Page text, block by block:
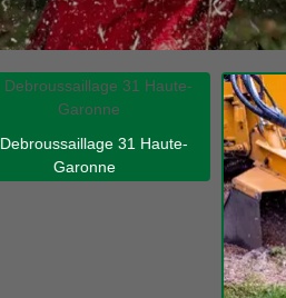
Debroussaillage 31 Haute-
Garonne